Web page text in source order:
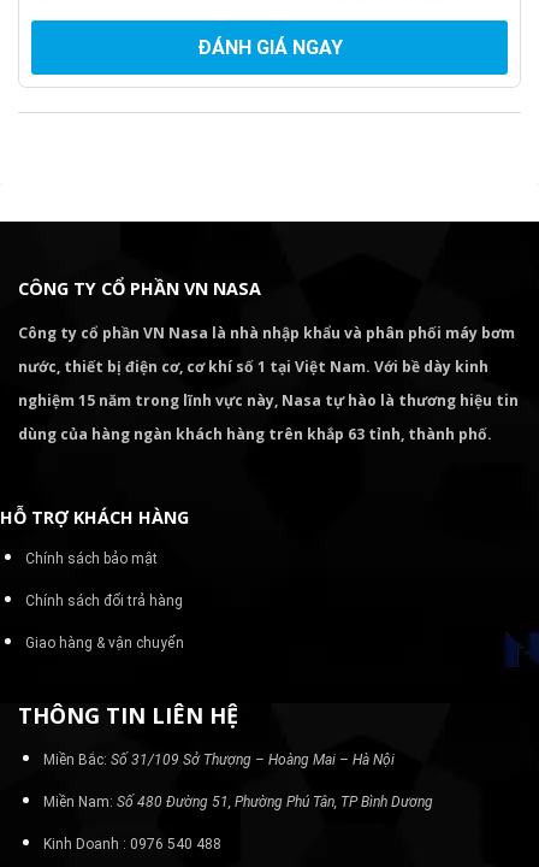
ĐÁNH GIÁ NGAY
CÔNG TY CỔ PHẦN VN NASA
Công ty cổ phần VN Nasa là nhà nhập khẩu và phân phối máy bơm
nước, thiết bị điện cơ, cơ khí số 1 tại Việt Nam. Với bề dày kinh
nghiệm 15 năm trong lĩnh vực này, Nasa tự hào là thương hiệu tin
dùng của hàng ngàn khách hàng trên khắp 63 tỉnh, thành phố.
HỖ TRỢ KHÁCH HÀNG
Chính sách bảo mật
Chính sách đổi trả hàng
Giao hàng & vận chuyển
THÔNG TIN LIÊN HỆ
Miền Bắc: Số 31/109 Sở Thượng – Hoàng Mai – Hà Nội
Miền Nam: Số 480 Đường 51, Phường Phú Tân, TP Bình Dương
Kinh Doanh : 0976 540 488